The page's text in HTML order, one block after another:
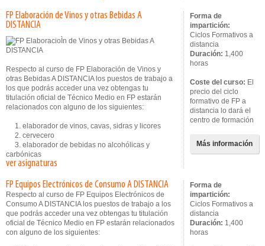
FP Elaboración de Vinos y otras Bebidas A
DISTANCIA
Respecto al curso de FP Elaboración de Vinos y
otras Bebidas A DISTANCIA los puestos de trabajo a
los que podrás acceder una vez obtengas tu
titulación oficial de Técnico Medio en FP estarán
relacionados con alguno de los siguientes:
1. elaborador de vinos, cavas, sidras y licores
2. cervecero
3. elaborador de bebidas no alcohólicas y
carbónicas
ver asignaturas
Forma de
impartición:
Ciclos Formativos a
distancia
Duración: 1,400
horas
Coste del curso: El
precio del ciclo
formativo de FP a
distancia lo dará el
centro de formación
Más información
FP Equipos Electrónicos de Consumo A DISTANCIA
Respecto al curso de FP Equipos Electrónicos de
Consumo A DISTANCIA los puestos de trabajo a los
que podrás acceder una vez obtengas tu titulación
oficial de Técnico Medio en FP estarán relacionados
con alguno de los siguientes:
Forma de
impartición:
Ciclos Formativos a
distancia
Duración: 1,400
horas